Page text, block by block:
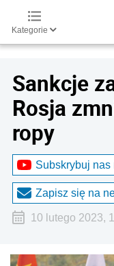
Kategorie
Sankcje
Rosja
ropy
Subskrybuj nas
Zapisz się na
10 lutego 2023,